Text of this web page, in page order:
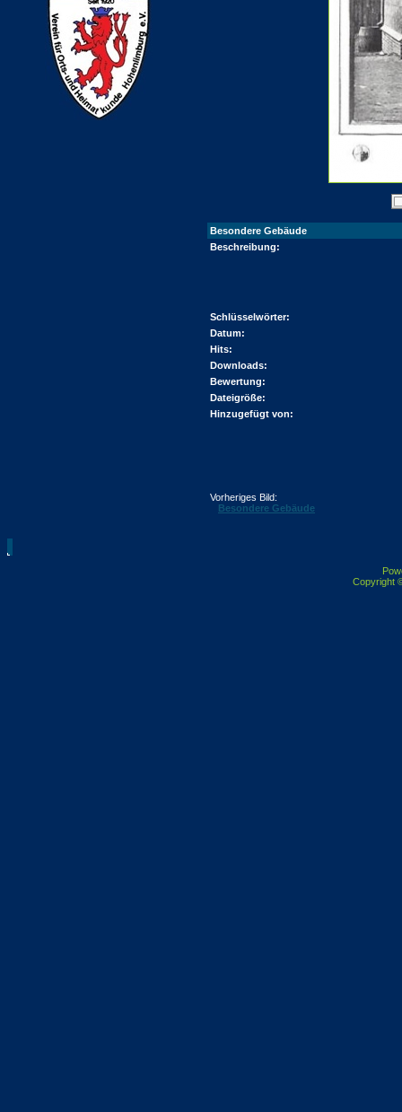
Besondere Gebäude
Beschreibung:
Schlüsselwörter:
Datum:
Hits:
Downloads:
Bewertung:
Dateigröße:
Hinzugefügt von:
Vorheriges Bild:
Besondere Gebäude
Copyright